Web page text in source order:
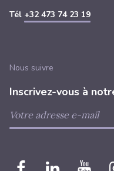
Tél +32 473 74 23 19
Nous suivre
Inscrivez-vous à